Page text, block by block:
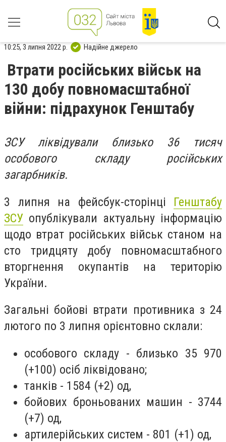
10:25, 3 липня 2022 р. Надійне джерело
Втрати російських військ на
130 добу повномасштабної
війни: підрахунок Генштабу
ЗСУ ліквідували близько 36 тисяч
особового складу російських
загарбників.
3 липня на фейсбук-сторінці Генштабу
ЗСУ опублікували актуальну інформацію
щодо втрат російських військ станом на
сто тридцяту добу повномасштабного
вторгнення окупантів на територію
України.
Загальні бойові втрати противника з 24
лютого по 3 липня орієнтовно склали:
особового складу - близько 35 970
(+100) осіб ліквідовано;
танків - 1584 (+2) од,
бойових броньованих машин - 3744
(+7) од,
артилерійських систем - 801 (+1) од,